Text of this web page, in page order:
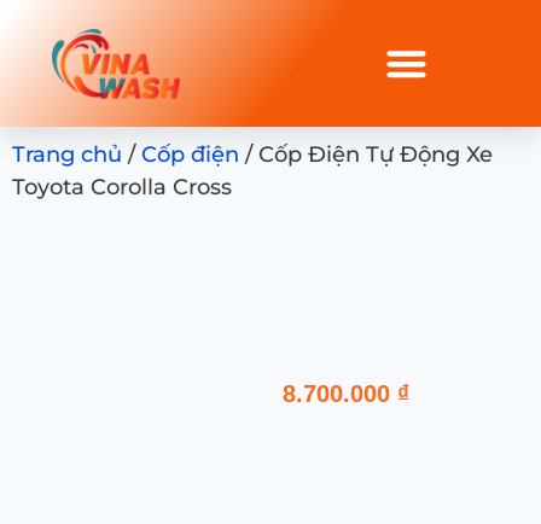
Trang chủ /Cốp điện / Cốp Điện Tự Động Xe
Toyota Corolla Cross
8.700.000 ₫